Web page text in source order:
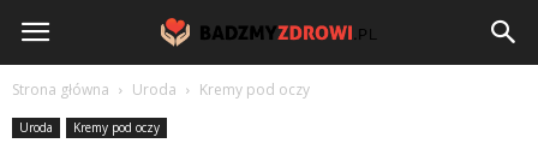
BadzmyZdrowi.pl
Strona główna Uroda Kremy pod oczy
Uroda Kremy pod oczy